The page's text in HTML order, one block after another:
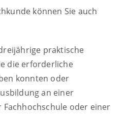
können Sie auch
praktische
die erforderliche
konnten oder
an einer
Fachhochschule oder einer